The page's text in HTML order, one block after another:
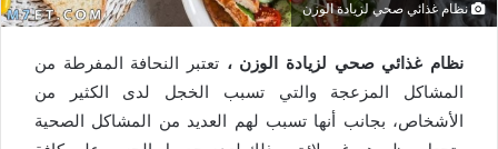
نظام غذائي صحي لزيادة الوزن
نظام غذائي صحي لزيادة الوزن ، تعتبر النحافة المفرطة من
المشاكل المزعجة والتي تسبب الخجل لدى الكثير من
الأشخاص، بجانب أنها تسبب لهم العديد من المشاكل الصحية